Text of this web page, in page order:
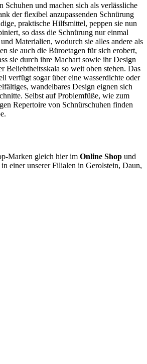
und machen sich als verlässliche
der flexibel anzupassenden Schnürung
praktische Hilfsmittel, peppen sie nun
so dass die Schnürung nur einmal
Materialien, wodurch sie alles andere als
sie auch die Büroetagen für sich erobert,
sie durch ihre Machart sowie ihr Design
Beliebtheitsskala so weit oben stehen. Das
verfügt sogar über eine wasserdichte oder
wandelbares Design eignen sich
Selbst auf Problemfüße, wie zum
Repertoire von Schnürschuhen finden
Marken gleich hier im Online Shop und
einer unserer Filialen in Gerolstein, Daun,